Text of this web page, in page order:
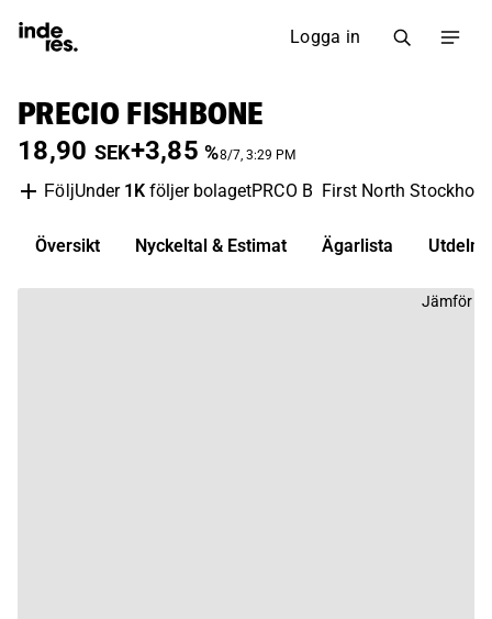
Logga in
PRECIO FISHBONE
18,90 SEK+3,85 %8/7, 3:29 PM
FöljUnder 1K följer bolagetPRCO B First North
Översikt Nyckeltal & Estimat Ägarlista
Jämför